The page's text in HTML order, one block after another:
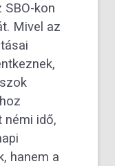
kon
Mivel az
idő,
hanem a